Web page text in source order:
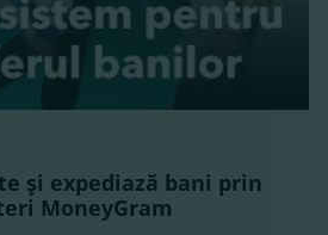
şi expediază bani prin
MoneyGram